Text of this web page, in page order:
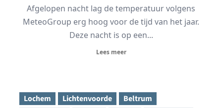
Afgelopen nacht lag de temperatuur volgens
MeteoGroup erg hoog voor de tijd van het jaar.
Deze nacht is op een...
Lees meer
Lochem Lichtenvoorde
Beltrum